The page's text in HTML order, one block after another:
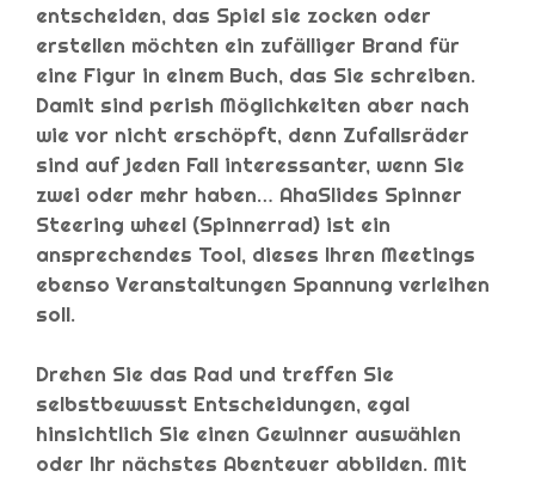
entscheiden, das Spiel sie zocken oder
erstellen möchten ein zufälliger Brand für
eine Figur in einem Buch, das Sie schreiben.
Damit sind perish Möglichkeiten aber nach
wie vor nicht erschöpft, denn Zufallsräder
sind auf jeden Fall interessanter, wenn Sie
zwei oder mehr haben… AhaSlides Spinner
Steering wheel (Spinnerrad) ist ein
ansprechendes Tool, dieses Ihren Meetings
ebenso Veranstaltungen Spannung verleihen
soll.
Drehen Sie das Rad und treffen Sie
selbstbewusst Entscheidungen, egal
hinsichtlich Sie einen Gewinner auswählen
oder Ihr nächstes Abenteuer abbilden. Mit